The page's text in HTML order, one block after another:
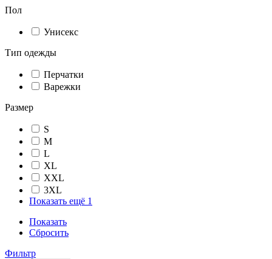
Пол
Унисекс
Тип одежды
Перчатки
Варежки
Размер
S
M
L
XL
XXL
3XL
Показать ещё 1
Показать
Сбросить
Фильтр